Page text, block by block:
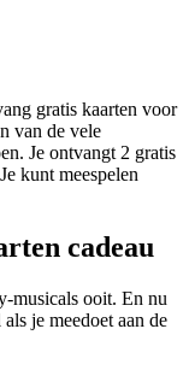
gratis kaarten voor
van de vele
Je ontvangt 2 gratis
kunt meespelen
cadeau
musicals ooit. En nu
je meedoet aan de